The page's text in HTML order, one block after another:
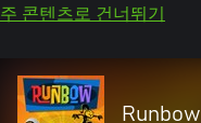
주 콘텐츠로 건너뛰기
Runbow